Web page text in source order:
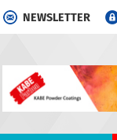
NEWSLETTER